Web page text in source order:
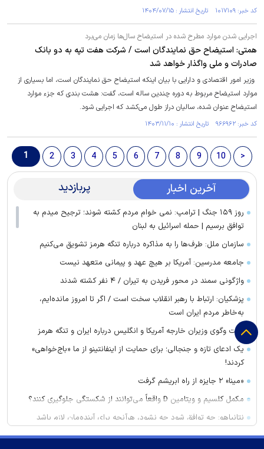
کد خبر: ۱۰۱۷۱۰۹ تاریخ انتشار : ۱۴۰۴/۰۷/۱۵
اجرایی شدن موارد مطرح شده در استیضاح سال‌ها زمان می‌برد
همتی: استیضاح حق نمایندگان است / شرکت هفت تپه به دو بانک
صادرات و ملی واگذار خواهد شد
وزیر امور اقتصادی و دارایی با بیان اینکه استیضاح حق نمایندگان است، اما بسیاری از
موارد استیضاح مربوط به دوره چندین ساله است، گفت: هشت بندی که جزء موارد
استیضاح عنوان شده، سالیان دراز طول می‌کشد که اجرایی شود.
کد خبر: ۹۶۶۹۶۲ تاریخ انتشار : ۱۴۰۳/۱۱/۱۰
1 2 3 4 5 6 7 8 9 10 >
آخرین اخبار پربازدید
روز ۱۵۹ جنگ | ترامپ: نمی خوام مردم کشته شوند؛ ترجیح میدم به
توافق برسیم | حمله اسرائیل به لبنان
سازمان ملل: طرف‌ها را به مذاکره درباره تنگه هرمز تشویق می‌کنیم
جامعه مدرسین: آمریکا بر هیچ عهد و پیمانی متعهد نیست
واژگونی سمند در محور فریدن به تیران / ۴ نفر کشته شدند
پزشکیان: ارتباط با رهبر انقلاب سخت است / اگر تا امروز مانده‌ایم،
به‌خاطر مردم ایران است
گفت وگوی وزیران خارجه آمریکا و انگلیس درباره ایران و تنگه هرمز
یک ادعای تازه و جنجالی؛ برای حمایت از اینفانتینو از ما «باج‌خواهی»
کردند!
«مینا» ۲ جایزه از راه ابریشم گرفت
مکمل کلسیم و ویتامین D واقعاً می‌توانند از شکستگی جلوگیری کنند؟
نتانیاهو: چه توافق شود چه نشود، هرآنچه برای آینده‌مان لازم باشد